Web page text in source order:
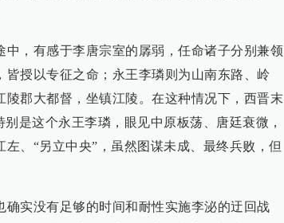
，有感于李唐宗室的孱弱，任命诸子分别兼领
授以专征之命；永王李璘则为山南东路、岭
郡大都督，坐镇江陵。在这种情况下，西晋末
是这个永王李璘，眼见中原板荡、唐廷衰微，
、“另立中央”，虽然图谋未成、最终兵败，但
实没有足够的时间和耐性实施李泌的迂回战